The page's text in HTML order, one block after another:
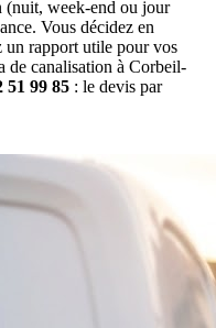
(nuit, week-end ou jour
Vous décidez en
un rapport utile pour vos
de canalisation à Corbeil-
51 99 85 : le devis par